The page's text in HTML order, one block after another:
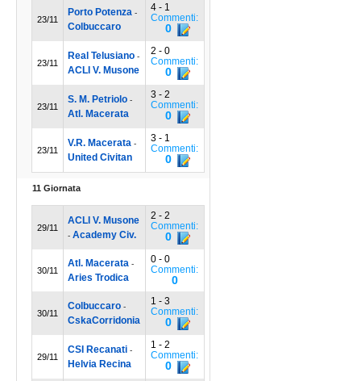
23/11
Porto Potenza -
Colbuccaro
4 - 1
Commenti:
0
23/11
Real Telusiano-
ACLI V. Musone
2 - 0
Commenti:
0
23/11
S. M. Petriolo-
Atl. Macerata
3 - 2
Commenti:
0
23/11
V.R. Macerata -
United Civitan
3 - 1
Commenti:
0
11 Giornata
29/11
ACLI V. Musone
- Academy Civ.
2 - 2
Commenti:
0
30/11
Atl. Macerata -
Aries Trodica
0 - 0
Commenti:
0
30/11
Colbuccaro-
CskaCorridonia
1 - 3
Commenti:
0
29/11
CSI Recanati-
Helvia Recina
1 - 2
Commenti:
0